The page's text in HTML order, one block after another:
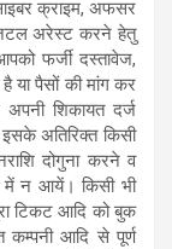
क्राइम, अफसर
अरेस्ट करने हेतु
फर्जी दस्तावेज,
या पैसों की मांग कर
शिकायत दर्ज
अतिरिक्त किसी
दोगुना करने व
न आयें। किसी भी
टिकट आदि को बुक
कम्पनी आदि से पूर्ण